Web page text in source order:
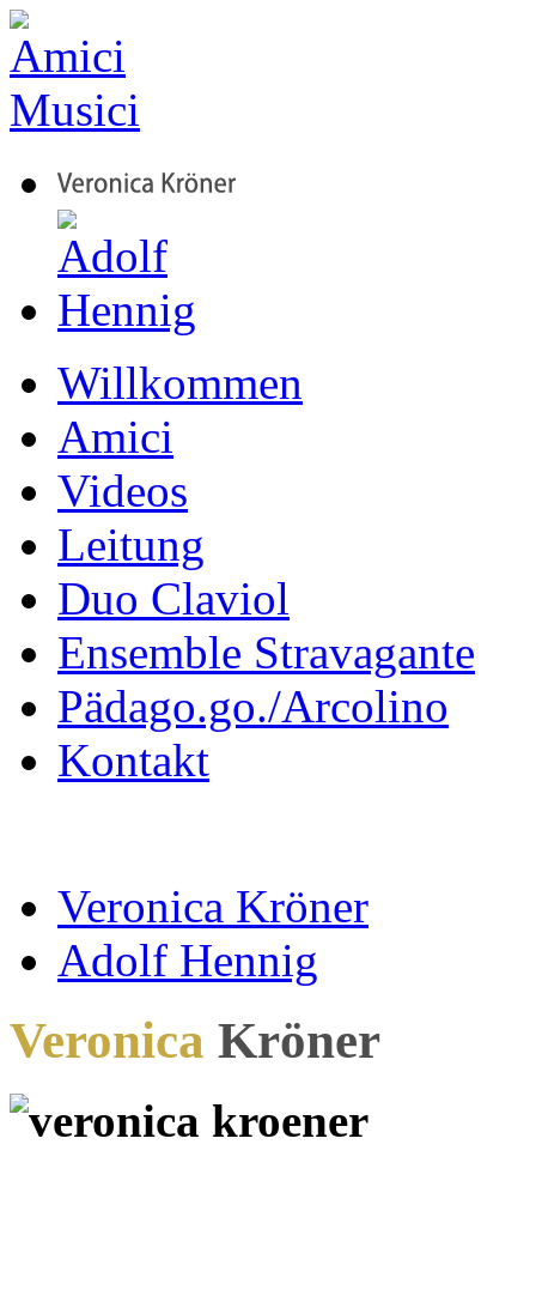
Willkommen
Amici
Videos
Leitung
Duo Claviol
Ensemble Stravagante
Pädago.go./Arcolino
Kontakt
Veronica Kröner
Adolf Hennig
Veronica Kröner